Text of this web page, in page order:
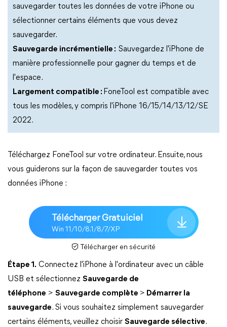
sauvegarder toutes les données de votre iPhone ou
sélectionner certains éléments que vous devez
sauvegarder.
Sauvegarde incrémentielle : Sauvegardez l'iPhone de
manière professionnelle pour gagner du temps et de
l'espace.
Largement compatible : FoneTool est compatible avec
tous les modèles, y compris l'iPhone 16/15/14/13/12/SE
2022.
Téléchargez FoneTool sur votre ordinateur. Ensuite, nous
vous guiderons sur la façon de sauvegarder toutes vos
données iPhone :
Télécharger Gratuiciel
Win 11/10/8.1/8/7/XP
Télécharger en sécurité
Étape 1. Connectez l'iPhone à l'ordinateur avec un câble
USB et sélectionnez Sauvegarde de
téléphone > Sauvegarde complète > Démarrer la
sauvegarde. Si vous souhaitez simplement sauvegarder
certains éléments, veuillez choisir Sauvegarde sélective.